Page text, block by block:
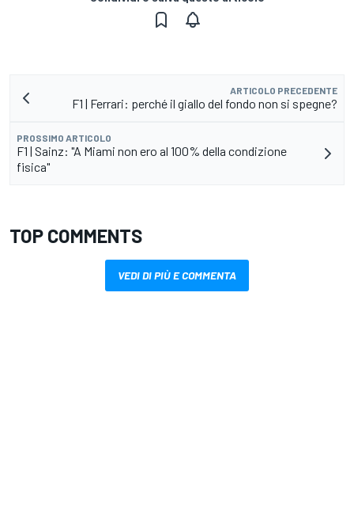
ARTICOLO PRECEDENTE
F1 | Ferrari: perché il giallo del fondo non si spegne?
PROSSIMO ARTICOLO
F1 | Sainz: "A Miami non ero al 100% della condizione
fisica"
TOP COMMENTS
VEDI DI PIÙ E COMMENTA